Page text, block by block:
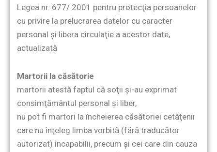
Legea nr. 677/ 2001 pentru protecţia persoanelor
cu privire la prelucrarea datelor cu caracter
personal şi libera circulaţie a acestor date,
actualizată
Martorii la căsătorie
martorii atestă faptul că soţii şi-au exprimat
consimţământul personal şi liber,
nu pot fi martori la încheierea căsătoriei cetăţenii
care nu înţeleg limba vorbită (fără traducător
autorizat) incapabilii, precum şi cei care din cauza